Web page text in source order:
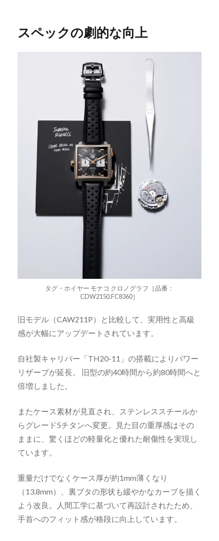
スペックの劇的な向上
タグ・ホイヤー モナコ クロノグラフ［品番：
CDW2150.FC8360］
旧モデル（CAW211P）と比較して、実用性と高級
感が大幅にアップデートされています。
自社製キャリバー「TH20-11」の搭載によりパワー
リザーブが延長。 旧型の約40時間から約80時間へと
倍増しました。
またケース素材が見直され、ステンレススチールか
らグレード5チタンへ変更。見た目の重厚感はその
ままに、驚くほどの軽量化と優れた耐傷性を実現し
ています。
重量だけでなくケース厚が約1mm薄くなり
（13.8mm）、裏ブタの形状も緩やかなカーブを描く
よう改良。人間工学に基づいて再設計されたため、
手首へのフィット感が格段に向上しています。